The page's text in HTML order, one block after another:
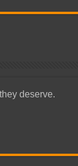
deserve.